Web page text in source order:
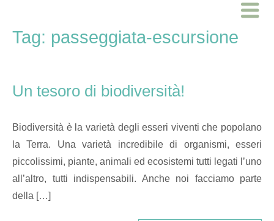
content
Tag: passeggiata-escursione
Un tesoro di biodiversità!
Biodiversità è la varietà degli esseri viventi che popolano
la Terra. Una varietà incredibile di organismi, esseri
piccolissimi, piante, animali ed ecosistemi tutti legati l’uno
all’altro, tutti indispensabili. Anche noi facciamo parte
della […]